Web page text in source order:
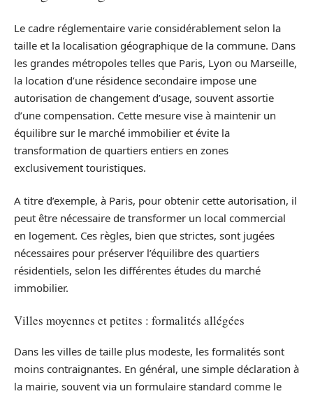
Le cadre réglementaire varie considérablement selon la
taille et la localisation géographique de la commune. Dans
les grandes métropoles telles que Paris, Lyon ou Marseille,
la location d’une résidence secondaire impose une
autorisation de changement d’usage, souvent assortie
d’une compensation. Cette mesure vise à maintenir un
équilibre sur le marché immobilier et évite la
transformation de quartiers entiers en zones
exclusivement touristiques.
A titre d’exemple, à Paris, pour obtenir cette autorisation, il
peut être nécessaire de transformer un local commercial
en logement. Ces règles, bien que strictes, sont jugées
nécessaires pour préserver l’équilibre des quartiers
résidentiels, selon les différentes études du marché
immobilier.
Villes moyennes et petites : formalités allégées
Dans les villes de taille plus modeste, les formalités sont
moins contraignantes. En général, une simple déclaration à
la mairie, souvent via un formulaire standard comme le